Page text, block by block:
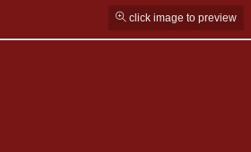
click image to preview